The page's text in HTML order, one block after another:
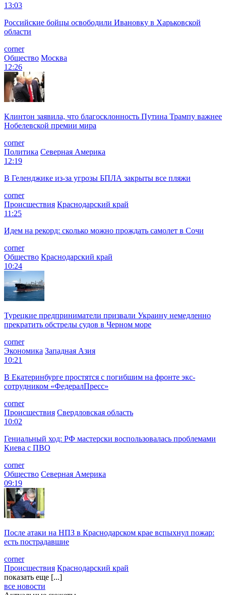
13:03
Российские бойцы освободили Ивановку в Харьковской
области
corner
Общество Москва
12:26
Клинтон заявила, что благосклонность Путина Трампу важнее
Нобелевской премии мира
corner
Политика Северная Америка
12:19
В Геленджике из-за угрозы БПЛА закрыты все пляжи
corner
Происшествия Краснодарский край
11:25
Идем на рекорд: сколько можно прождать самолет в Сочи
corner
Общество Краснодарский край
10:24
Турецкие предприниматели призвали Украину немедленно
прекратить обстрелы судов в Черном море
corner
Экономика Западная Азия
10:21
В Екатеринбурге простятся с погибшим на фронте экс-
сотрудником «ФедералПресс»
corner
Происшествия Свердловская область
10:02
Гениальный ход: РФ мастерски воспользовалась проблемами
Киева с ПВО
corner
Общество Северная Америка
09:19
После атаки на НПЗ в Краснодарском крае вспыхнул пожар:
есть пострадавшие
corner
Происшествия Краснодарский край
показать еще [...]
все новости